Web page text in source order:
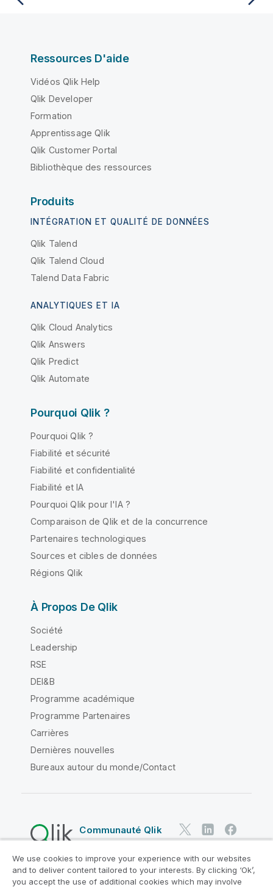
Ressources D'aide
Vidéos Qlik Help
Qlik Developer
Formation
Apprentissage Qlik
Qlik Customer Portal
Bibliothèque des ressources
Produits
INTÉGRATION ET QUALITÉ DE DONNÉES
Qlik Talend
Qlik Talend Cloud
Talend Data Fabric
ANALYTIQUES ET IA
Qlik Cloud Analytics
Qlik Answers
Qlik Predict
Qlik Automate
Pourquoi Qlik ?
Pourquoi Qlik ?
Fiabilité et sécurité
Fiabilité et confidentialité
Fiabilité et IA
Pourquoi Qlik pour l'IA ?
Comparaison de Qlik et de la concurrence
Partenaires technologiques
Sources et cibles de données
Régions Qlik
À Propos De Qlik
Société
Leadership
RSE
DEI&B
Programme académique
Programme Partenaires
Carrières
Dernières nouvelles
Bureaux autour du monde/Contact
Communauté Qlik
Contrats juridiques
Conditions d'utilisation des produits
We use cookies to improve your experience with our websites
and to deliver content tailored to your interests. By clicking ‘Ok’,
you accept the use of additional cookies which may involve